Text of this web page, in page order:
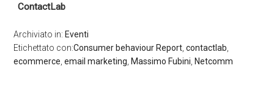
ContactLab
Archiviato in: Eventi
Etichettato con:Consumer behaviour Report ,contactlab
ecommerce ,email marketing Massimo Fubini Netcomm